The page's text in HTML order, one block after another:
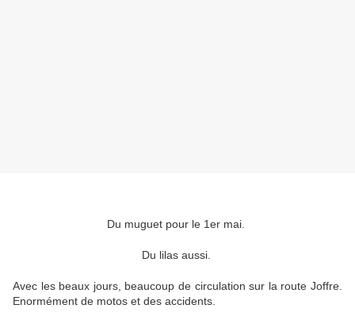
Du muguet pour le 1er mai.
Du lilas aussi.
Avec les beaux jours, beaucoup de circulation sur la route Joffre.
Enormément de motos et des accidents.